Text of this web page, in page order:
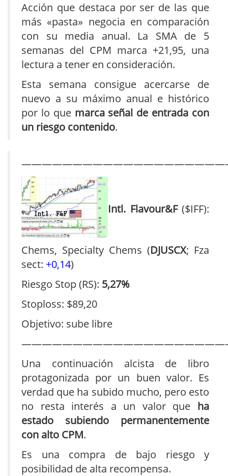
Acción que destaca por ser de las que
más «pasta» negocia en comparación
con su media anual. La SMA de 5
semanas del CPM marca +21,95, una
lectura a tener en consideración.
Esta semana consigue acercarse de
nuevo a su máximo anual e histórico
por lo que marca señal de entrada con
un riesgo contenido.
Intl. Flavour&F ($IFF):
Chems, Specialty Chems (DJUSCX; Fza
sect: +0,14)
Riesgo Stop (RS): 5,27%
Stoploss: $89,20
Objetivo: sube libre
Una continuación alcista de libro
protagonizada por un buen valor. Es
verdad que ha subido mucho, pero esto
no resta interés a un valor que ha
estado subiendo permanentemente
con alto CPM.
Es una compra de bajo riesgo y
posibilidad de alta recompensa.